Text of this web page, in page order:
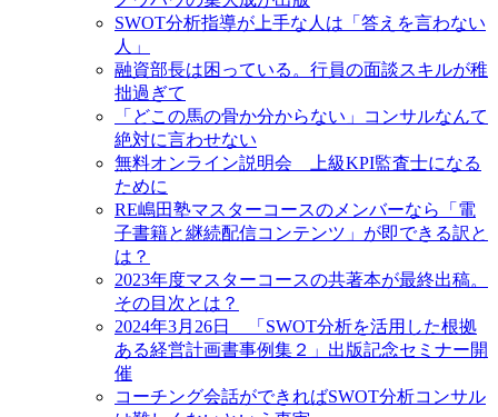
SWOT分析指導が上手な人は「答えを言わない
人」
融資部長は困っている。行員の面談スキルが稚
拙過ぎて
「どこの馬の骨か分からない」コンサルなんて
絶対に言わせない
無料オンライン説明会 上級KPI監査士になる
ために
RE嶋田塾マスターコースのメンバーなら「電
子書籍と継続配信コンテンツ」が即できる訳と
は？
2023年度マスターコースの共著本が最終出稿。
その目次とは？
2024年3月26日 「SWOT分析を活用した根拠
ある経営計画書事例集２」出版記念セミナー開
催
コーチング会話ができればSWOT分析コンサル